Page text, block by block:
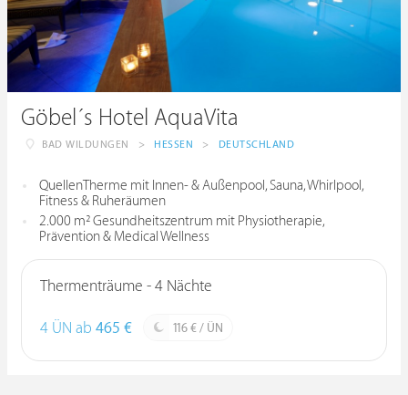
Göbel´s Hotel AquaVita
BAD WILDUNGEN > HESSEN > DEUTSCHLAND
QuellenTherme mit Innen- & Außenpool, Sauna, Whirlpool,
Fitness & Ruheräumen
2.000 m² Gesundheitszentrum mit Physiotherapie,
Prävention & Medical Wellness
Thermenträume - 4 Nächte
4 ÜN ab 465 € 116 € / ÜN